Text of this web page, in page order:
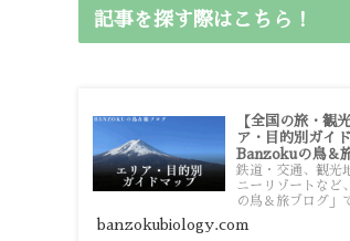
記事を探す際はこちら！
【全国の旅・観
ア・目的別ガイ
Banzokuの鳥＆
鉄道・交通、観光
ニーリゾートなど
の鳥＆旅ブログ」
全国の旅行・観光
目的別に整理しま
banzokubiology.com